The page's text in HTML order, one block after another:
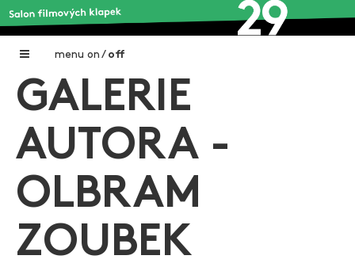
menu on / off
Home
Galerie filmových klapek
Autoři filmových klapek
O projektu
GALERIE
AUTORA -
OLBRAM
ZOUBEK